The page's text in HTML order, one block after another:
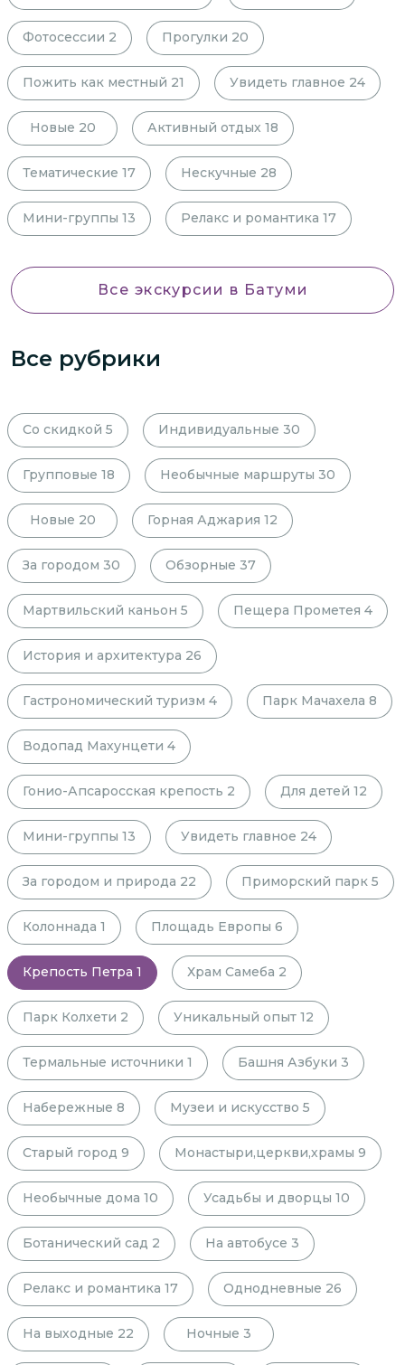
Фотосессии 2 Прогулки 20
Пожить как местный 21 Увидеть главное 24
Новые 20 Активный отдых 18
Тематические 17 Нескучные 28
Мини-группы 13 Релакс и романтика 17
Все экскурсии в Батуми
Все рубрики
Со скидкой 5 Индивидуальные 30
Групповые 18 Необычные маршруты 30
Новые 20 Горная Аджария 12
За городом 30 Обзорные 37
Мартвильский каньон 5 Пещера Прометея 4
История и архитектура 26
Гастрономический туризм 4 Парк Мачахела 8
Водопад Махунцети 4
Гонио-Апсаросская крепость 2 Для детей 12
Мини-группы 13 Увидеть главное 24
За городом и природа 22 Приморский парк 5
Колоннада 1 Площадь Европы 6
Крепость Петра 1 Храм Самеба 2
Парк Колхети 2 Уникальный опыт 12
Термальные источники 1 Башня Азбуки 3
Набережные 8 Музеи и искусство 5
Старый город 9 Монастыри,церкви,храмы 9
Необычные дома 10 Усадьбы и дворцы 10
Ботанический сад 2 На автобусе 3
Релакс и романтика 17 Однодневные 26
На выходные 22 Ночные 3